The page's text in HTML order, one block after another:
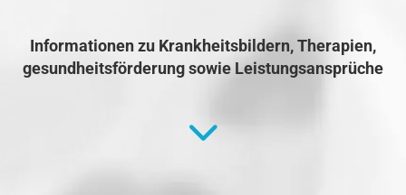
Informationen zu Krankheitsbildern, Therapien,
gesundheitsförderung sowie Leistungsansprüche